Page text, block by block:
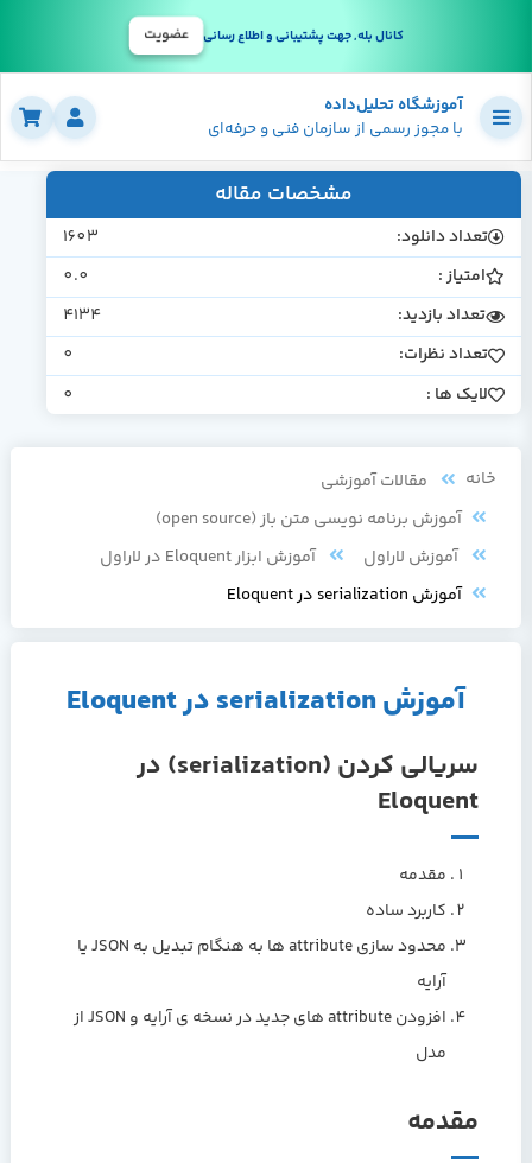
کانال بله, جهت پشتیبانی و اطلاع رسانی عضویت
آموزشگاه تحلیل‌داده
با مجوز رسمی از سازمان فنی و حرفه‌ای
مشخصات مقاله
تعداد دانلود:
1603
امتیاز :
0.0
تعداد بازدید:
4134
تعداد نظرات:
0
لایک ها :
0
خانه
مقالات آموزشی
آموزش برنامه نویسی متن باز (open source)
آموزش لاراول
آموزش ابزار Eloquent در لاراول
آموزش serialization در Eloquent
آموزش serialization در Eloquent
سریالی کردن (serialization) در
Eloquent
مقدمه
کاربرد ساده
محدود سازی attribute ها به هنگام تبدیل به JSON یا
آرایه
افزودن attribute های جدید در نسخه ی آرایه و JSON از
مدل
مقدمه